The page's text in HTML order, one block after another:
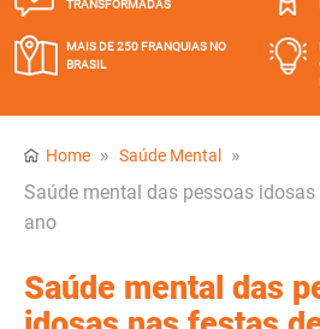
TRANSFORMADAS
MAIS DE 250 FRANQUIASNO
BRASIL
Home » Saúde Mental
»
Saúde mental das pessoas
ano
Saúde mental das